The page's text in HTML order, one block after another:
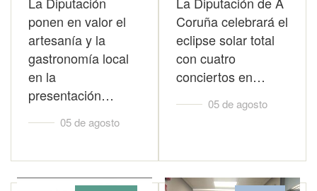
ponen en valor el
artesanía y la
gastronomía local
en la
presentación…
05 de agosto
Coruña celebrará el
eclipse solar total
con cuatro
conciertos en…
05 de agosto